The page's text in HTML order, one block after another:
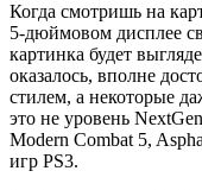
Когда смотришь на
5-дюймовом дисплее
картинка будет
оказалось, вполне
стилем, а некоторые
это не уровень
Modern Combat 5,
игр PS3.